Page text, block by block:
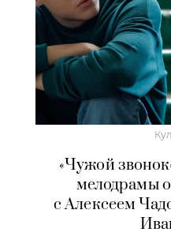
«Чужой
мелодрамы
с Алексеем